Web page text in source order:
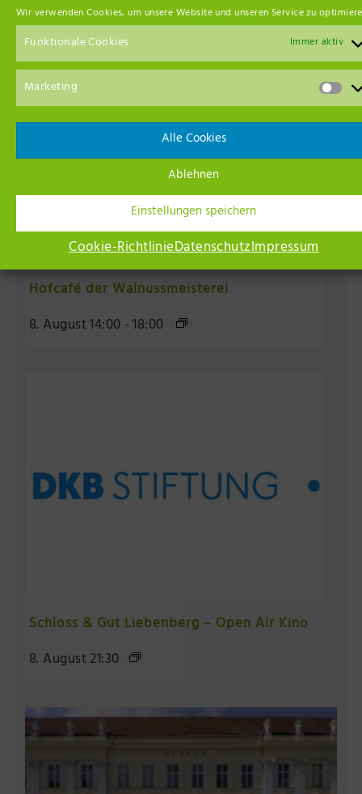
Wir verwenden Cookies, um unsere Website und unseren Service zu
Funktionale Cookies Immer aktiv
Marketing
Alle Cookies
Ablehnen
Einstellungen speichern
Cookie-RichtlinieDatenschutzImpressum
Hofcafé der Walnussmeisterei
8. August 14:00-18:00
Schloss & Gut Liebenberg – Open Air Kino
8. August 21:30